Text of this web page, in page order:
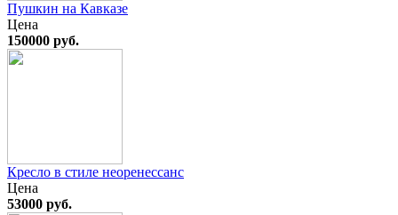
Пушкин на Кавказе
Цена
150000 руб.
Кресло в стиле неоренессанс
Цена
53000 руб.